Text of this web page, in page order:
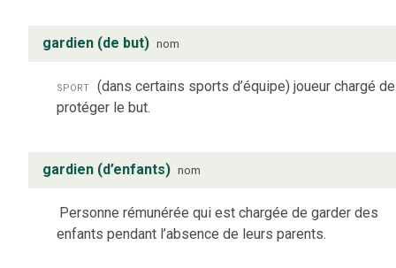
gardien (de but) nom
sport (dans certains sports d’équipe) joueur chargé de
protéger le but.
gardien (d’enfants) nom
Personne rémunérée qui est chargée de garder des
enfants pendant l’absence de leurs parents.